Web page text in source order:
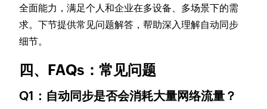
全面能力，满足个人和企业在多设备、多场景下的需
求。下节提供常见问题解答，帮助深入理解自动同步
细节。
四、FAQs：常见问题
Q1：自动同步是否会消耗大量网络流量？